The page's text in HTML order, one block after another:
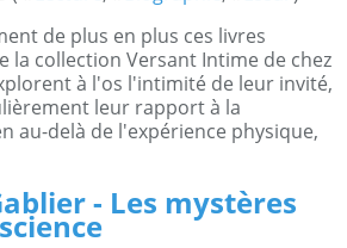
de plus en plus ces livres
la collection Versant Intime de chez
à l'os l'intimité de leur invité,
leur rapport à la
au-delà de l'expérience physique,
- Les mystères